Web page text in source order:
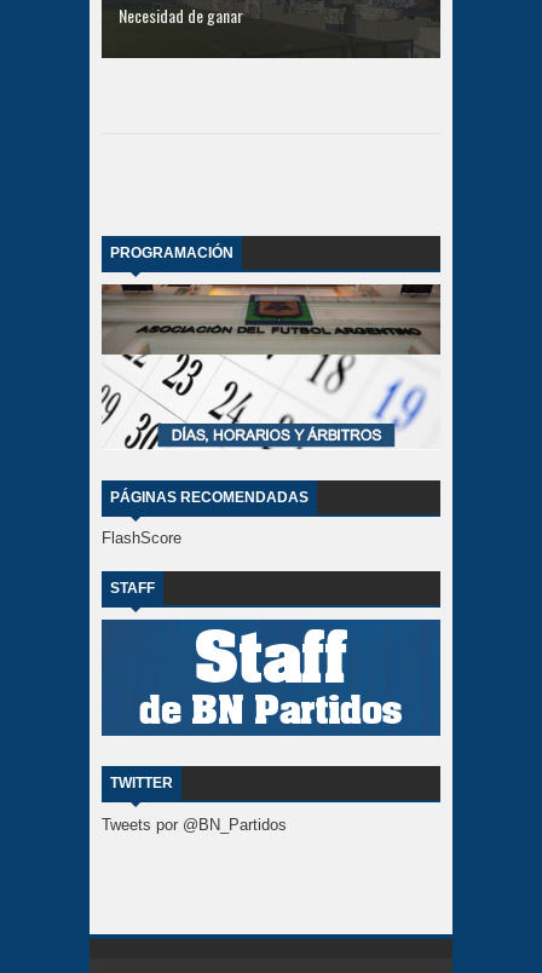
Necesidad de ganar
PROGRAMACIÓN
PÁGINAS RECOMENDADAS
FlashScore
STAFF
TWITTER
Tweets por @BN_Partidos